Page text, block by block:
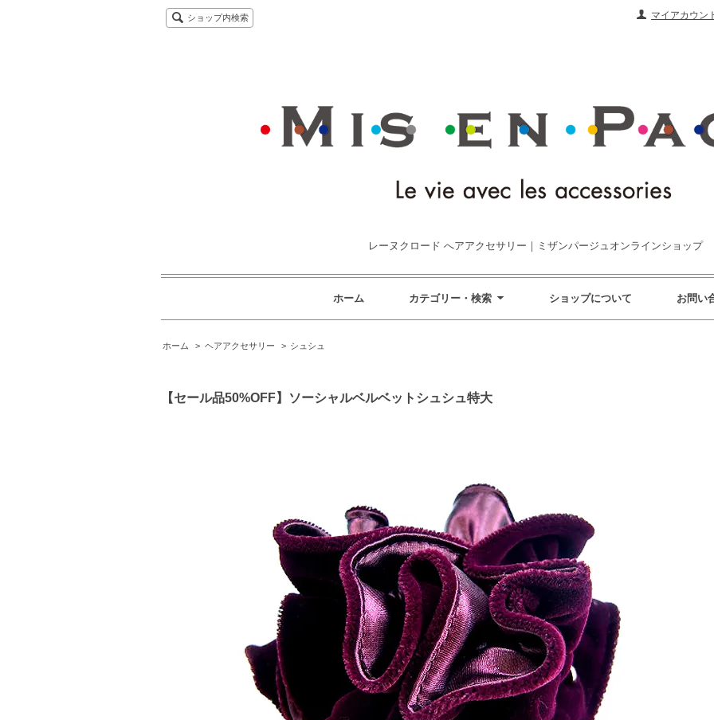
マイアカウン
ショップ内検索
レーヌクロード へアアクセサリー｜ミザンパージュオンラインショップ
ホーム カテゴリー・検索 ショップについて お問い
ホーム > ヘアアクセサリー > シュシュ
【セール品50%OFF】ソーシャルベルベットシュシュ特大